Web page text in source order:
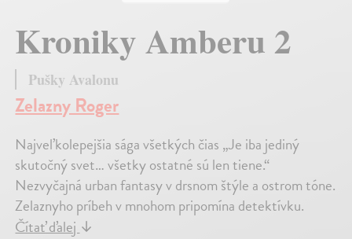
Kroniky Amberu 2
Pušky Avalonu
Zelazny Roger
Najveľkolepejšia sága všetkých čias „Je iba jediný
skutočný svet… všetky ostatné sú len tiene.“
Nezvyčajná urban fantasy v drsnom štýle a ostrom tóne.
Zelaznyho príbeh v mnohom pripomína detektívku.
Čítať ďalej↓